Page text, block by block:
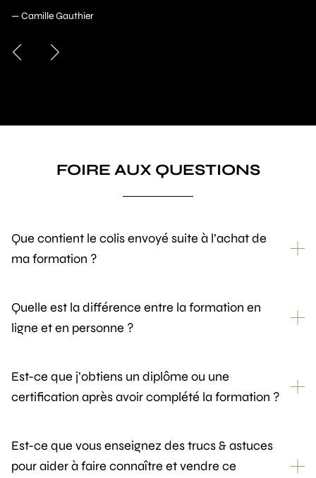
— Marie-Ève Leduc
FOIRE AUX QUESTIONS
Que contient le colis envoyé suite à l’achat de
ma formation ?
Quelle est la différence entre la formation en
ligne et en personne ?
Est-ce que j’obtiens un diplôme ou une
certification après avoir complété la formation ?
Est-ce que vous enseignez des trucs & astuces
pour aider à faire connaître et vendre ce